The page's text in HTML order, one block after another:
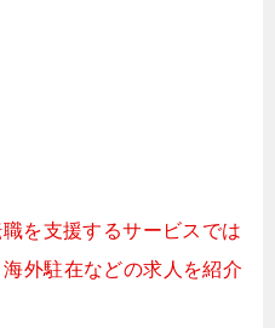
を支援するサービスでは
外駐在などの求人を紹介